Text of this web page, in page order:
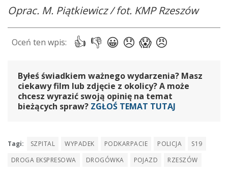
Oprac. M. Piątkiewicz / fot. KMP Rzeszów
Byłeś świadkiem ważnego wydarzenia? Masz
ciekawy film lub zdjęcie z okolicy? A może
chcesz wyrazić swoją opinię na temat
bieżących spraw? ZGŁOŚ TEMAT TUTAJ
Tagi: SZPITAL WYPADEK PODKARPACIE POLICJA
S19
DROGA EKSPRESOWA
DROGÓWKA POJAZD RZESZÓW